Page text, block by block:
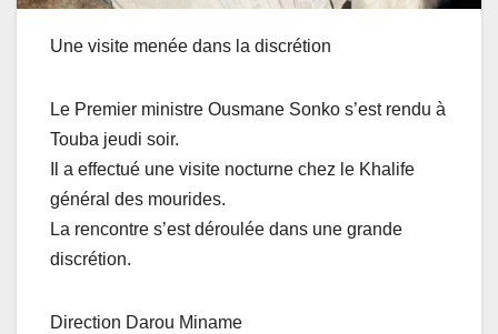
Une visite menée dans la discrétion
Le Premier ministre Ousmane Sonko s’est rendu à
Touba jeudi soir.
Il a effectué une visite nocturne chez le Khalife
général des mourides.
La rencontre s’est déroulée dans une grande
discrétion.
Direction Darou Miname